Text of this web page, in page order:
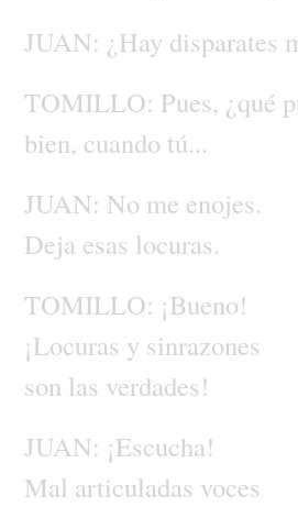
JUAN: ¿Hay disparates
TOMILLO: Pues, ¿qué
bien, cuando tú...
JUAN: No me enojes.
Deja esas locuras.
TOMILLO: ¡Bueno!
¡Locuras y sinrazones
son las verdades!
JUAN: ¡Escucha!
Mal articuladas voces